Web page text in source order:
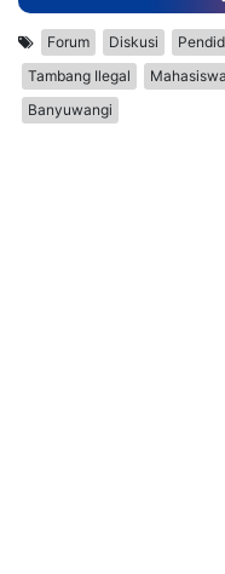
Forum Diskusi
Tambang Ilegal
Mahasiswa
Banyuwangi